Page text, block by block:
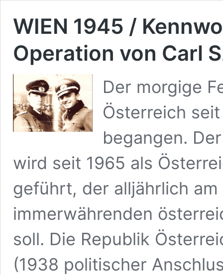
WIEN 1945 /
Operation von Carl
Der morgige
Österreich
begangen.
wird seit 1965 als
geführt, der alljährlich
immerwährenden
soll. Die Republik
(1938 politischer